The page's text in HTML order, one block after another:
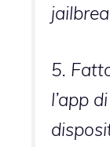
5.
l’app